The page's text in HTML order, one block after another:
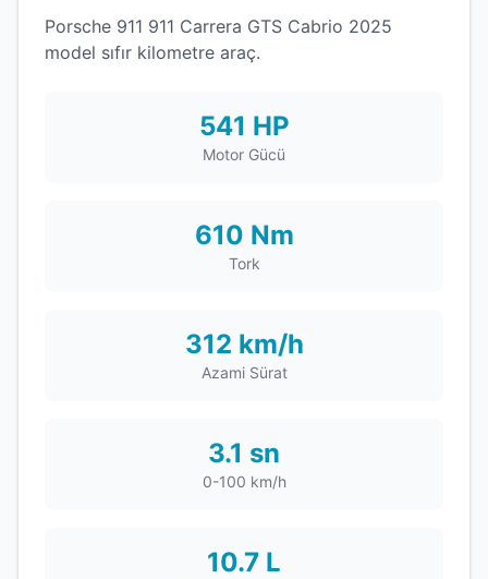
Porsche 911 911 Carrera GTS Cabrio 2025
model sıfır kilometre araç.
541 HP
Motor Gücü
610 Nm
Tork
312 km/h
Azami Sürat
3.1 sn
0-100 km/h
10.7 L